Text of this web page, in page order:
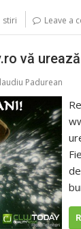
stiri Leave a
vă
Padurean